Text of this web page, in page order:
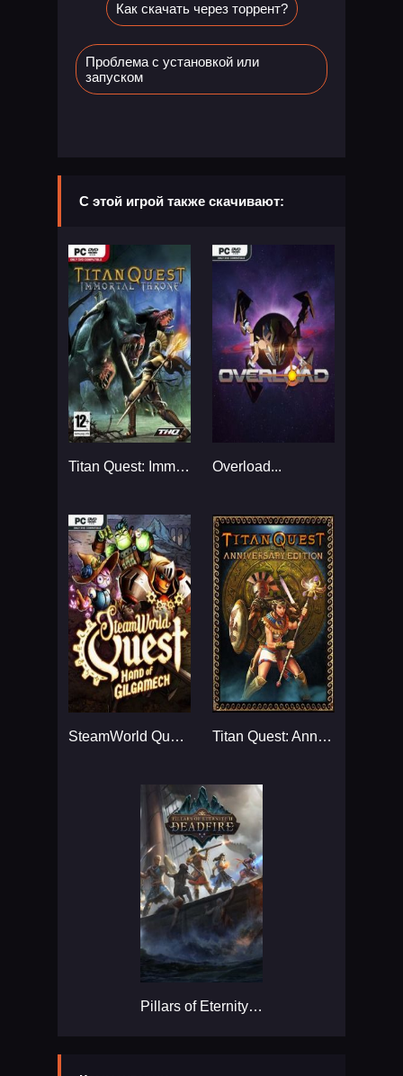
Как скачать через торрент?
Проблема с установкой или
запуском
С этой игрой также скачивают:
Titan Quest: Immortal Throne... Overload...
SteamWorld Quest: Hand of Gilgamech... Titan Quest: Anniversary Edition...
Pillars of Eternity II: Deadfire...